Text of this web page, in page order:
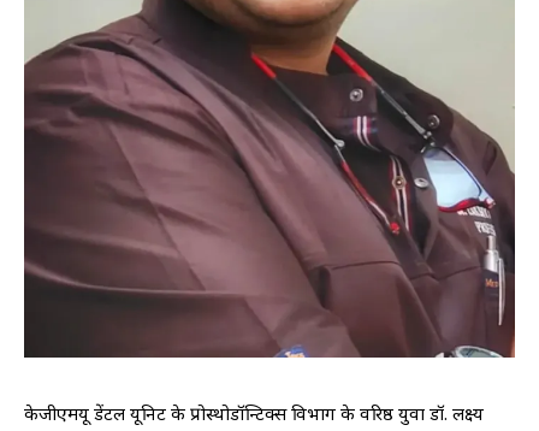
केजीएमयू डेंटल यूनिट के प्रोस्थोडॉन्टिक्स विभाग के वरिष्ठ युवा डॉ. लक्ष्य